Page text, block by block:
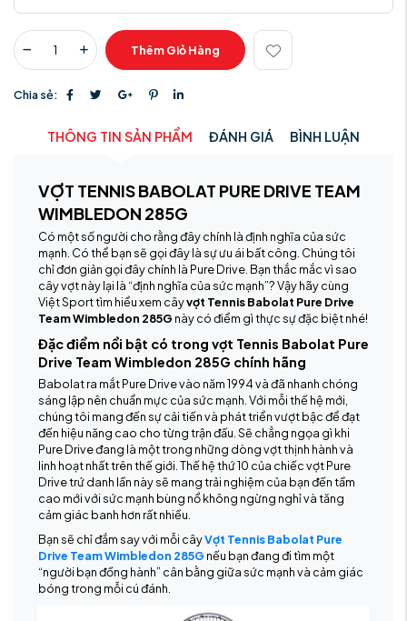
Thêm Giỏ Hàng
Chia sẻ:
THÔNG TIN SẢN PHẨM ĐÁNH GIÁ BÌNH LUẬN
VỢT TENNIS BABOLAT PURE DRIVE TEAM
WIMBLEDON 285G
Có một số người cho rằng đây chính là định nghĩa của sức
mạnh. Có thể bạn sẽ gọi đây là sự ưu ái bất công. Chúng tôi
chỉ đơn giản gọi đây chính là Pure Drive. Bạn thắc mắc vì sao
cây vợt này lại là “định nghĩa của sức mạnh”? Vậy hãy cùng
Việt Sport tìm hiểu xem câyvợt Tennis Babolat Pure Drive
Team Wimbledon 285G này có điểm gì thực sự đặc biệt nhé!
Đặc điểm nổi bật có trong vợt Tennis Babolat Pure
Drive Team Wimbledon 285G chính hãng
Babolat ra mắt Pure Drive vào năm 1994 và đã nhanh chóng
sáng lập nên chuẩn mực của sức mạnh. Với mỗi thế hệ mới,
chúng tôi mang đến sự cải tiến và phát triển vượt bậc để đạt
đến hiệu năng cao cho từng trận đấu. Sẽ chẳng ngọa gì khi
Pure Drive đang là một trong những dòng vợt thịnh hành và
linh hoạt nhất trên thế giới. Thế hệ thứ 10 của chiếc vợt Pure
Drive trứ danh lần này sẽ mang trải nghiệm của bạn đến tầm
cao mới với sức mạnh bùng nổ không ngừng nghỉ và tăng
cảm giác banh hơn rất nhiều.
Bạn sẽ chỉ đắm say với mỗi câyVợt Tennis Babolat Pure
Drive Team Wimbledon 285G nếu bạn đang đi tìm một
“người bạn đồng hành” cân bằng giữa sức mạnh và cảm giác
bóng trong mỗi cú đánh.